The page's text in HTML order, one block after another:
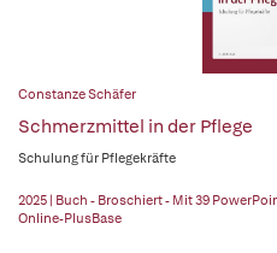
Constanze Schäfer
Schmerzmittel in der Pflege
Schulung für Pflegekräfte
2025 | Buch - Broschiert - Mit 39
Online-PlusBase